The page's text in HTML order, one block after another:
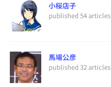
小桜店子
published 54 articles
馬場公彦
published 32 articles